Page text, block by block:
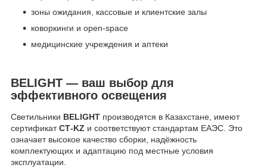
зоны ожидания, кассовые и клиентские залы
коворкинги и open-space
медицинские учреждения и аптеки
BELIGHT — ваш выбор для
эффективного освещения
Светильники BELIGHT производятся в Казахстане, имеют
сертификатСТ-KZ и соответствуют стандартам ЕАЭС. Это
означает высокое качество сборки, надёжность
комплектующих и адаптацию под местные условия
эксплуатации.